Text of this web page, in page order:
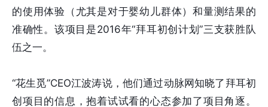
的使用体验（尤其是对于婴幼儿群体）和量测结果的
准确性。该项目是2016年“拜耳初创计划”三支获胜队
伍之一。
“花生觅”CEO江波涛说，他们通过动脉网知晓了拜耳初
创项目的信息，抱着试试看的心态参加了项目角逐。